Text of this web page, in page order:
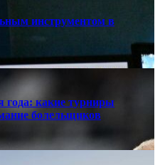
инструментом в
года: какие турниры
болельщиков